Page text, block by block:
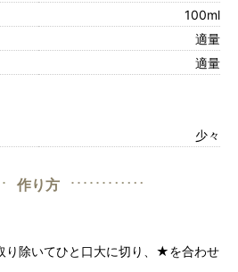
100ml
適量
適量
少々
作り方
り除いてひと口大に切り、★を合わせ